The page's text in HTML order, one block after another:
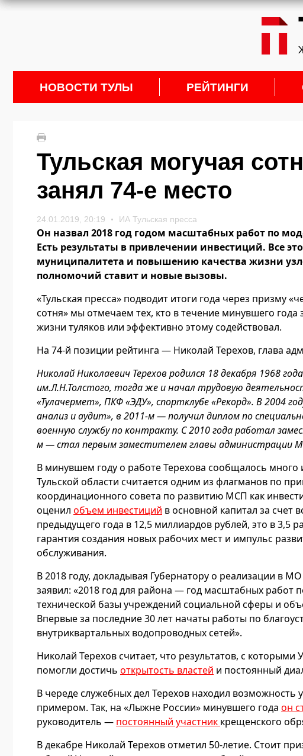
НОВОСТИ ТУЛЫ РЕЙТИНГИ
Тульская могучая
занял 74-е место
24.01.2019, 20:19 ИА Тульская пресса
Он назвал 2018 год годом масштабных работ по
Есть результаты в привлечении инвестиций. Все
муниципалитета и повышению качества жизни
полномочий ставит и новые вызовы.
«Тульская пресса» подводит итоги года через призму
сотня» мы отмечаем тех, кто в течение минувшего
жизни туляков или эффективно этому содействовал.
На 74-й позиции рейтинга — Николай Терехов, глава
Николай Николаевич Терехов родился 18 декабря 1968
им.Л.Н.Толстого, тогда же и начал трудовую
«Тулачермет», ПКФ «ЭДУ», спортклубе «Рекорд». В 2004
анализ и аудит», в 2011-м — получил диплом по
военную службу по контракту. С 2010 года работал
м — стал первым заместителем главы администрации
В минувшем году о работе Терехова сообщалось
Тульской области считается одним из флагманов по
координационного совета по развитию МСП как
оценил объем инвестиций в основной капитал за счет
предыдущего года в 12,5 миллиардов рублей, это в
гарантия создания новых рабочих мест и импульс
обслуживания.
В 2018 году, докладывая Губернатору о реализации в
заявил: «2018 год для района — год масштабных
технической базы учреждений социальной сферы и
Впервые за последние 30 лет начаты работы по
внутриквартальных водопроводных сетей».
Николай Терехов считает, что результатов, с
помогли достичь открытость властей и постоянный
В череде служебных дел Терехов находил возможность
примером. Так, на «Лыжне России» минувшего года он
руководитель — постоянный участник крещенского
В декабре Николай Терехов отметил 50-летие. Стоит